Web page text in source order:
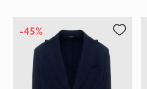
-45%